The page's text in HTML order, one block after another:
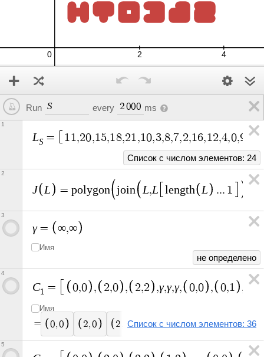
Run S every 2000 ms
LS = 1 1 ,20,1 5,1 8,21 ,10,3,8,7,2,16,1 2,4,0,9 ,1 4
Список с числом элементов: 24
1
J L = polygon join L,L length L ... 1
2
γ = ∞,∞
Имя
не определено
3
C1 = 0,0 , 2,0 , 2,2 ,γ,γ,γ, 0,0 , 0,1 , 2,
Имя
= 0,0 2,0 2 2
определено
определено
Список с числом элементов: 36
4
5